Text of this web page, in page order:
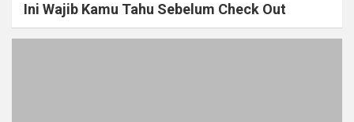
Ini Wajib Kamu Tahu Sebelum Check Out